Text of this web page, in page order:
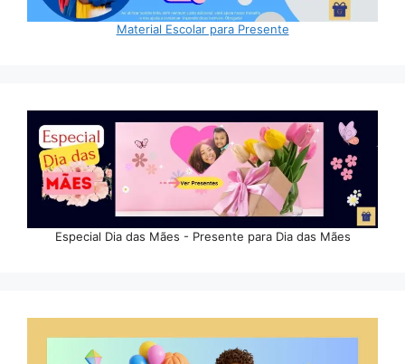
Material Escolar para Presente
Especial Dia das Mães - Presente para Dia das Mães